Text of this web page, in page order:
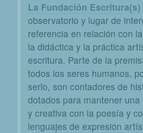
La Fundación Escritura(s)
observatorio y lugar de
referencia en relación con
la didáctica y la práctica
escritura. Parte de la
todos los seres humanos,
serlo, son contadores de
dotados para mantener
y creativa con la poesía y
lenguajes de expresión